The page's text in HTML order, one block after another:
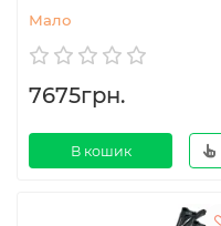
Мало
7675грн.
В кошик